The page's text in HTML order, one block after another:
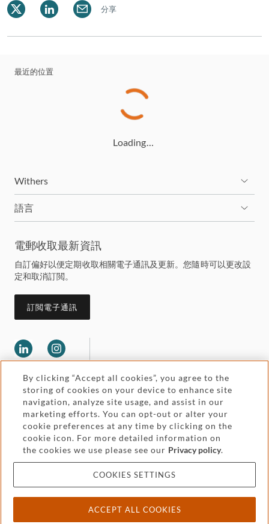
分享
最近的位置
Loading…
Withers
語言
電郵收取最新資訊
自訂偏好以便定期收取相關電子通訊及更新。您隨時可以更改設
定和取消訂閲。
訂閲電子通訊
Legal and regulatory
Pricing
Cookies and privacy
Accessibility
Attorney advertising
By clicking “Accept all cookies”, you agree to the
storing of cookies on your device to enhance site
navigation, analyze site usage, and assist in our
marketing efforts. You can opt-out or alter your
cookie preferences at any time by clicking on the
cookie icon. For more detailed information on
the cookies we use please see our Privacy policy.
COOKIES SETTINGS
ACCEPT ALL COOKIES